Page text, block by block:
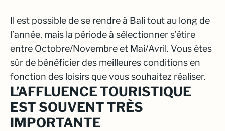
Il est possible de se rendre à Bali tout au long de
l’année, mais la période à sélectionner s’étire
entre Octobre/Novembre et Mai/Avril. Vous êtes
sûr de bénéficier des meilleures conditions en
fonction des loisirs que vous souhaitez réaliser.
L’AFFLUENCE TOURISTIQUE
EST SOUVENT TRÈS
IMPORTANTE